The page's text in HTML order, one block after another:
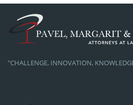
"CHALLENGE, INNOVATION,